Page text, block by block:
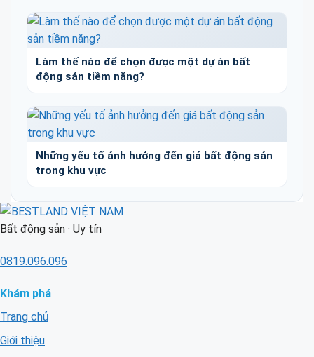
Làm thế nào để chọn được một dự án bất
động sản tiềm năng?
Những yếu tố ảnh hưởng đến giá bất động sản
trong khu vực
Bất động sản · Uy tín
0819.096.096
Khám phá
Trang chủ
Giới thiệu